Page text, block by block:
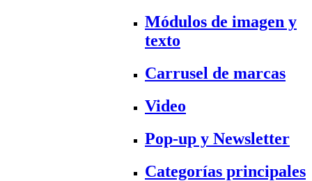
Módulos de imagen y
texto
Carrusel de marcas
Video
Pop-up y Newsletter
Categorías principales